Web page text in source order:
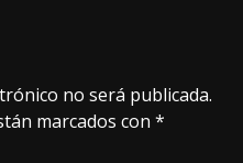
no será publicada.
marcados con *